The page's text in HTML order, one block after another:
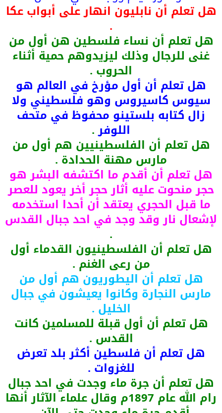
هل تعلم أن نابليون انهار على أبواب عكا
.
هل تعلم أن نساء فلسطين هن أول من
غنى للرجال وذلك ليزيدوهم حمية أثناء
الحروب .
هل تعلم أن أول مؤرخ في العالم هو
سيوس كاسيروس وهو فلسطيني ولا
زال كتابه بلستينو محفوظ في متحف
اللوفر.
هل تعلم أن الفلسطينيين هم أول من
مارس مهنة الحدادة .
هل تعلم أن أقدم ما اكتشفه البشر هو
حجر منحوت عليه أثار حجر أخر يعود للعصر
ما قبل الحجري يعتقد أن أحدا استخدمه
لإشعال نار وقد وجد في احد جبال القدس
.
هل تعلم أن الفلسطينيون القدماء أول
من رعى الغنم .
هل تعلم أن اليطوريون هم أول من
مارس النجارة وكانوا يعيشون في جبال
الخليل .
هل تعلم أن أول قبلة للمسلمين كانت
القدس .
هل تعلم أن فلسطين أكثر بلد تعرض
للغزوات .
هل تعلم أن جرة ماء وجدت في احد جبال
رام الله عام 1897م وقال علماء الآثار أنها